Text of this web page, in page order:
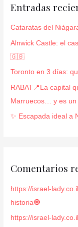
a
Entradas
Cataratas del
Alnwick Castle: el
🇬🇧
Toronto en 3 días:
RABAT📍La capital
Marruecos… y es
✨ Escapada ideal
Comentarios
https://israel-
historia🧿
https://israel-